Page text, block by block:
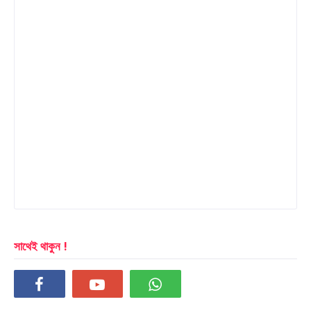
সাথেই থাকুন !